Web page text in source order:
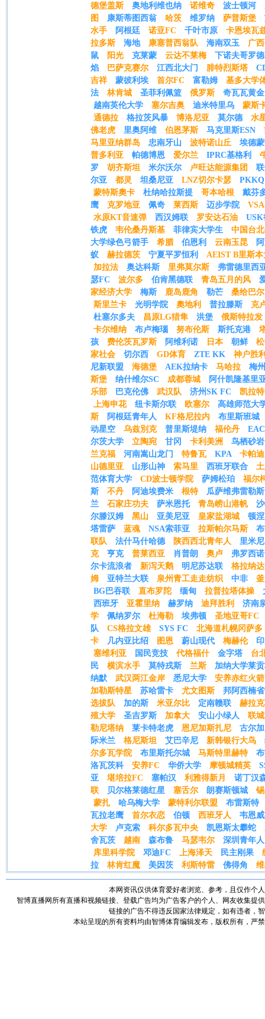
德堡盖斯
奥地利维也纳 诺维奇 波士顿河
图
康斯蒂图西翁 哈茨 维罗纳 萨普斯堡
水手
阿根廷 诺亚FC 千叶市原
卡恩埃瓦
拉多斯
海地 康塞普西翁队 海南双玉
广
鼠
阳光 克莱蒙 云达不莱梅
下诺夫哥罗德
焰
巴萨克赛尔 江西北大门 腓特烈斯塔
吉祥
蒙彼利埃 首尔FC 富勒姆
基多大学
法
林肯城 圣菲利佩篮 俄罗斯
奇瓦瓦黄金
越南英伦大学
塞尔吉奥 迪米特里乌
蒙斯
通德拉
格拉茨风暴 博洛尼亚 莫尔德
水
佛老虎
里奥阿维 伯恩茅斯 马克里斯ESN
马里亚纳群岛
忠南牙山 波特诺山丘
埃德
普多利亚
帕德博恩 爱尔兰 IPRC基格利
罗
胡齐斯坦 米尔沃尔 卢旺达能源集团
尔亚
都灵 坦桑尼亚 LNZ切尔卡瑟
PKKQ
蒙特斯奧卡
杜纳哈拉斯提 哥本哈根
戴芬
鹰
克罗地亚 佩奇 莱西斯 迈步学院
VSA
水原KT音速弹
西汉姆联 罗安达石油
USK
铁虎
韦伦桑丹斯基 菲律宾大学生
中国台
大学绿色弓箭手
希腊 伯恩利 云南玉昆
蚁
赫拉德茨 宁夏平罗恒利
AEIST B里斯本
加拉法
奥达科斯 里弗莫尔斯
弗雷德里西
瑟FC
波尔多 伯肯黑德联 青岛五月的风
家经济大学
梅斯 鹿岛鹿角 勒芒
桑给巴尔
斯里兰卡
光明学院 奧地利 普拉滕斯
克
杜塞尔多夫
昌原LG猎隼 洪堡
俄斯特拉发
卡尔维纳
布卢梅瑙 努布伦斯 斯托克港
孩
费伦茨瓦罗斯 阿维利诺 日本 朝鲜
家社会
切尔西 GD体育 ZTE KK
神户胜
尼新联盟
海德堡 AEK拉纳卡 马哈拉
梅
斯堡
纳什维尔SC 成都蓉城
阿什凯隆基里
乐部
巴克伦佛 武汉队 济州SK FC
凯拉特
上海申花
纽卡斯尔联 欧塞尔
高雄师范大
斯
阿根廷青年人 KF格尼拉内
布里斯班城
动星空
乌兹別克 普里斯堤纳 福伦丹
尔茨大学
立陶宛 甘冈 卡利美洲
鸟栖砂岩
兰克福
河南嵩山龙门 特鲁瓦 KPA
卡帕迪
山德里亚
山形山神 索马里 西班牙联合
范体育大学
CD波士顿学院 萨姆松珀
福尔
斯
不丹 阿迪埃费米 根特
瓜萨维弗雷勒斯
兰
石家庄功夫 萨米恩托 青岛崂山港帆
尔滕汉姆
黑山 亚美尼亚 皇家盐湖城
顿
塔雷萨
蓝魂 NSA索菲亚 拉斯帕尔马斯
联队
法什马什哈德 陕西西北青年人
里米尼
克
亨克 普莱西亚 肖普朗 奥卢
弗罗西
尔卡流浪者
新泻天鹅 明尼苏达联
格拉纳
姆
亚特兰大联 泉州青工走走纺织 中非
BG巴吞联
直布罗陀 缅甸 拉普拉塔体操
西班牙
亚霍里纳 赫罗纳 迪拜胜利
济南
学
佩纳罗尔 杜海勒 埃弗顿
圣地亚哥FC
队
CS格拉文雄 SYS FC
北海道札幌冈萨多
卡
几内亚比绍 图恩 蔚山现代 梅赫伦
塞维利亚
国民竞技 代格福什 金字塔
台
民
横滨水手 莫特戎斯 兰斯
加纳大学莱
纳默
武汉两江金岸 悉尼大学
安养赤红火箭
加勒斯特星
苏哈雷卡 尤文图斯
邦阿西楠
选拔队
加的斯 米亚尔比 定南赣联
赫拉
殖大学
圣吉罗斯 加拿大 安山小绿人
联
勒尼塔纳
莱卡特老虎 恩尼加斯扎尼
古尔
际米兰
格尼斯坦 艾巴辛尼 新韩银行大鸟
尔多瓦学院
布里斯托尔城 马斯特里赫特
洛瓦茨科
安养FC 华侨大学 摩顿城精英
亚
堪培拉FC 塞帕汉 利雅得新月
诺丁汉
联
贝尔格莱德红星 塞舌尔 朗赛斯顿城
蒙扎
哈乌梅大学 蒙特利尔联盟
布雷斯特
瓦拉老鹰
首尔衣恋 伯顿 西班牙人
韦恩
大学
卢克索 科尔多瓦中央 凯恩斯太攀蛇
舍瓦茨
越南 森布鲁 马瑟韦尔
深圳青年人
库里科学院
邓迪FC 上海泽天 民主刚果
拉
林肯红魔 美因茨 利斯特雷 佛得角
本网资讯仅供体育爱好者浏览、参考，且仅作个
智博直播网所有直播和视频链接、登载广告均为广告客户的个人、网友收集提
链接的广告不得违反国家法律规定，如有违者，
本站呈现的所有资料均由智博体育编辑发布，版权所有，严